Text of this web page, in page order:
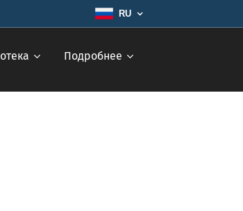
RU
Подробнее